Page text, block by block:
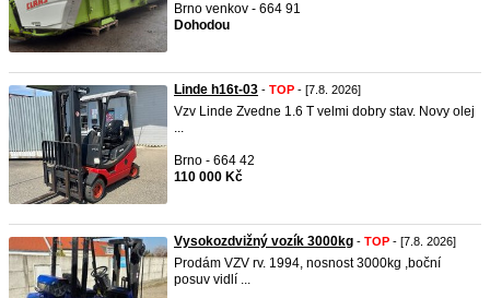
Brno venkov - 664 91
Dohodou
Linde h16t-03 - TOP - [7.8. 2026]
Vzv Linde Zvedne 1.6 T velmi dobry stav. Novy olej
...
Brno - 664 42
110 000 Kč
Vysokozdvižný vozík 3000kg - TOP - [7.8. 2026]
Prodám VZV rv. 1994, nosnost 3000kg ,boční
posuv vidlí ...